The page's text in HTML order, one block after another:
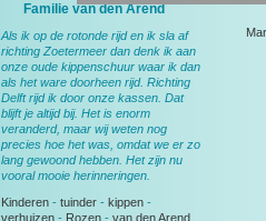
Familie van den Arend
Als ik op de rotonde rijd en ik sla af
richting Zoetermeer dan denk ik aan
onze oude kippenschuur waar ik dan
als het ware doorheen rijd. Richting
Delft rijd ik door onze kassen. Dat
blijft je altijd bij. Het is enorm
veranderd, maar wij weten nog
precies hoe het was, omdat we er zo
lang gewoond hebben. Het zijn nu
vooral mooie herinneringen.
Kinderen - tuinder - kippen -
verhuizen - Rozen - van den Arend